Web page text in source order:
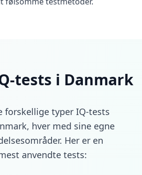
tests i Danmark
forskellige typer IQ-tests
hver med sine egne
Her er en
anvendte tests: